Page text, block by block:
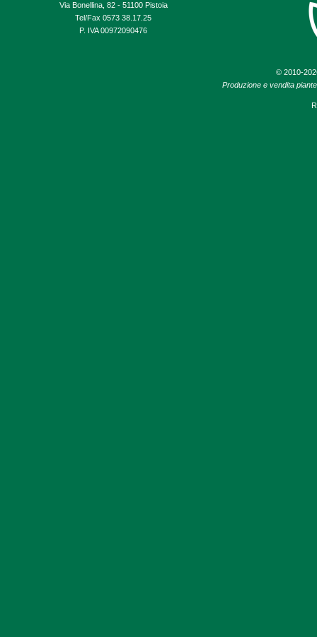
Via Bonellina, 82 - 51100 Pistoia
Tel/Fax 0573 38.17.25
P. IVA 00972090476
© 2010-
Produzione e vendita